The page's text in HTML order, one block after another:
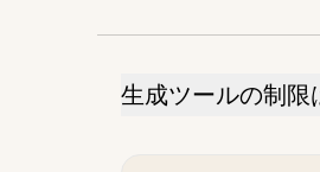
生成ツールの制限